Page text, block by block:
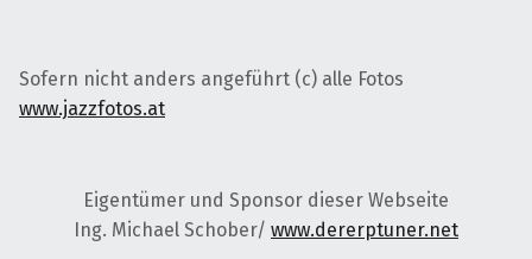
Sofern nicht anders angeführt (c) alle Fotos
www.jazzfotos.at
Eigentümer und Sponsor dieser Webseite
Ing. Michael Schober/ www.dererptuner.net